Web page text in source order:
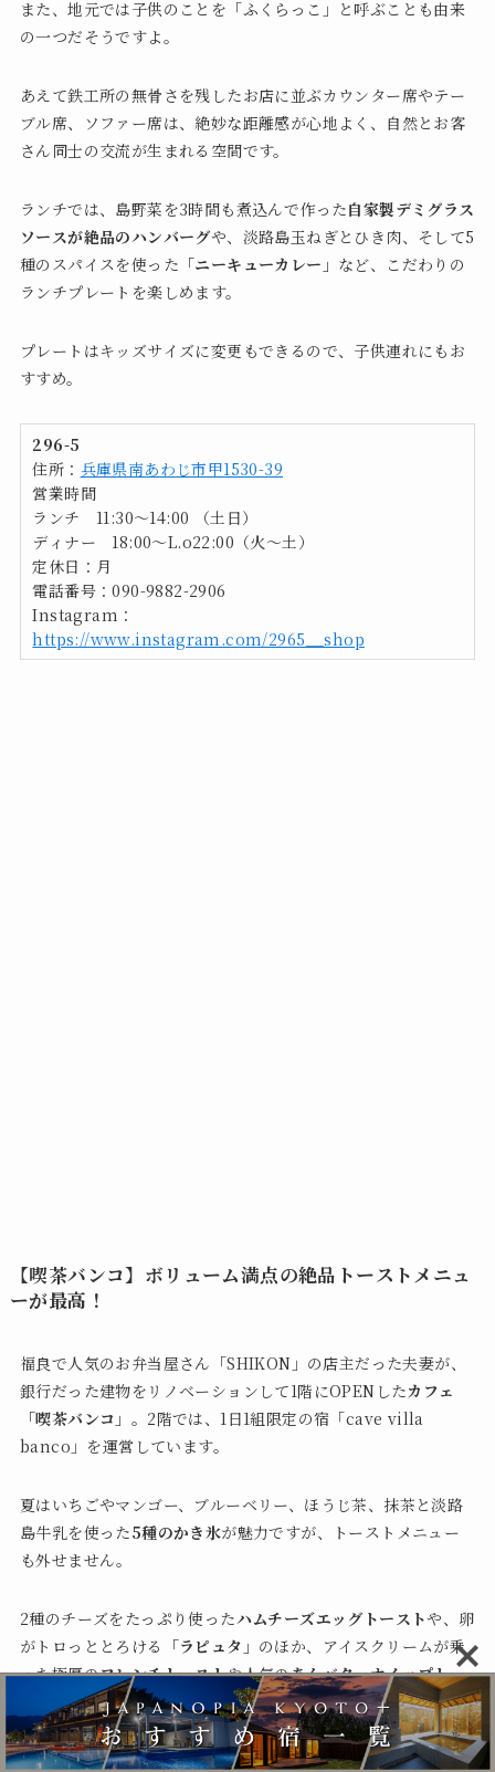
また、地元では子供のことを「ふくらっこ」と呼ぶことも由来
の一つだそうですよ。
あえて鉄工所の無骨さを残したお店に並ぶカウンター席やテー
ブル席、ソファー席は、絶妙な距離感が心地よく、自然とお客
さん同士の交流が生まれる空間です。
ランチでは、島野菜を3時間も煮込んで作った自家製デミグラス
ソースが絶品のハンバーグや、淡路島玉ねぎとひき肉、そして5
種のスパイスを使った 「ニーキューカレー」 など、こだわりの
ランチプレートを楽しめます。
プレートはキッズサイズに変更もできるので、子供連れにもお
すすめ。
296-5
住所： 兵庫県南あわじ市甲1530-39
営業時間
ランチ 11:30〜14:00 （土日）
ディナー 18:00〜L.o22:00（火～土）
定休日：月
電話番号：090-9882-2906
Instagram：
https://www.instagram.com/2965__shop
【喫茶バンコ】ボリューム満点の絶品トーストメニュ
ーが最高！
福良で人気のお弁当屋さん「SHIKON」の店主だった夫妻が、
銀行だった建物をリノベーションして1階にOPENしたカフェ
「喫茶バンコ」 。2階では、1日1組限定の宿「cave villa
banco」を運営しています。
夏はいちごやマンゴー、ブルーベリー、ほうじ茶、抹茶と淡路
島牛乳を使った5種のかき氷が魅力ですが、トーストメニュー
も外せません。
2種のチーズをたっぷり使ったハムチーズエッグトーストや、卵
がトロっととろける
「ラピュタ」 のほか、アイスクリームが乗
った極厚のフレンチトーストや人気のあんバターホイップトー
など、食事系もスイーツ系も絶品！
お腹いっぱい食べたい方にうれしいボリューム感ですよ。